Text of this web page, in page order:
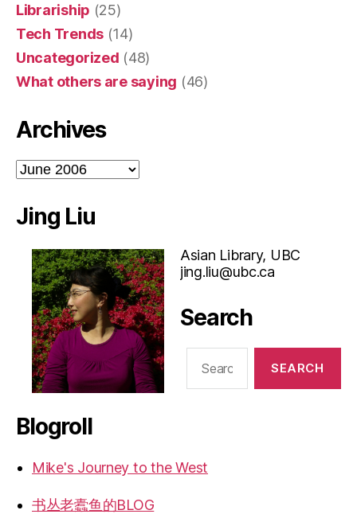
Librariship (25)
Tech Trends (14)
Uncategorized (48)
What others are saying (46)
Archives
Archives
Jing Liu
Asian Library, UBC
jing.liu@ubc.ca
Search
Blogroll
Mike's Journey to the West
书丛老蠹鱼的BLOG